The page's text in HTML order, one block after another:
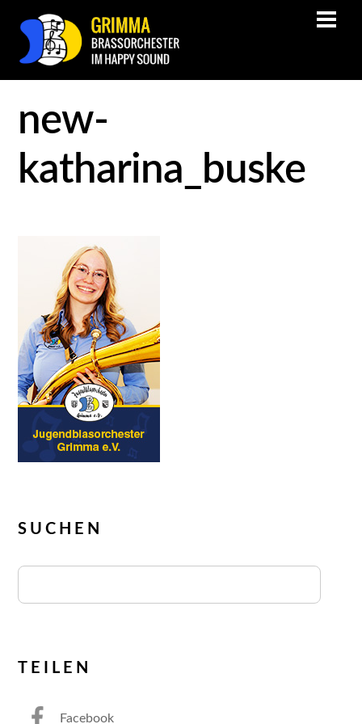
new-
katharina_buske
SUCHEN
TEILEN
Facebook